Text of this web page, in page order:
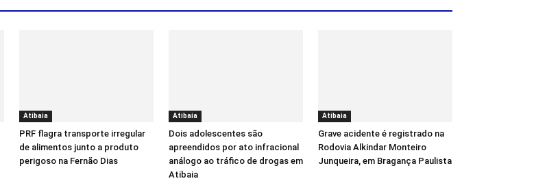
Atibaia
PRF flagra transporte irregular
de alimentos junto a produto
perigoso na Fernão Dias
Atibaia
Dois adolescentes são
apreendidos por ato infracional
análogo ao tráfico de drogas em
Atibaia
Atibaia
Grave acidente é registrado na
Rodovia Alkindar Monteiro
Junqueira, em Bragança Paulista